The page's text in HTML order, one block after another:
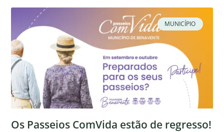
MUNICÍPIO
Os Passeios ComVida estão de regresso!